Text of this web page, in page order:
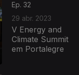
Ep. 32
29 abr. 2023
V Energy and
Climate Summit
em Portalegre